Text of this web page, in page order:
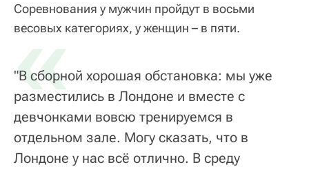
Соревнования у мужчин пройдут в восьми
весовых категориях, у женщин – в пяти.
«
"В сборной хорошая обстановка: мы уже
разместились в Лондоне и вместе с
девчонками вовсю тренируемся в
отдельном зале. Могу сказать, что в
Лондоне у нас всё отлично. В среду